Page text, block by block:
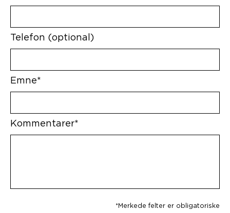
Telefon (optional)
Emne*
Kommentarer*
*Merkede felter er obligatoriske